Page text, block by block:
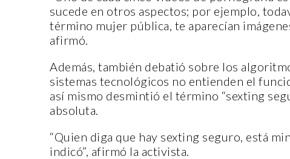
sucede en otros aspectos; por ejemplo,
término mujer pública, te aparecían
afirmó.
Además, también debatió sobre los
sistemas tecnológicos no entienden el
así mismo desmintió el término “sexting
absoluta.
“Quien diga que hay sexting seguro, está
indicó”, afirmó la activista.
CANTERA
CASA INDI